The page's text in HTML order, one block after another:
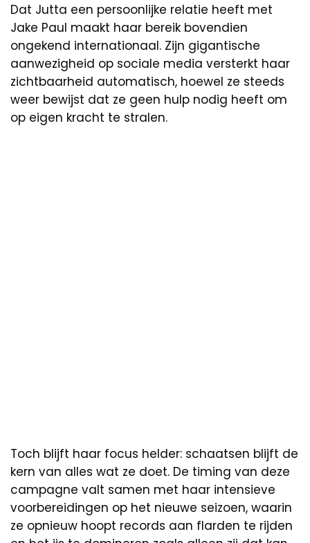
Dat Jutta een persoonlijke relatie heeft met
Jake Paul maakt haar bereik bovendien
ongekend internationaal. Zijn gigantische
aanwezigheid op sociale media versterkt haar
zichtbaarheid automatisch, hoewel ze steeds
weer bewijst dat ze geen hulp nodig heeft om
op eigen kracht te stralen.
Toch blijft haar focus helder: schaatsen blijft de
kern van alles wat ze doet. De timing van deze
campagne valt samen met haar intensieve
voorbereidingen op het nieuwe seizoen, waarin
ze opnieuw hoopt records aan flarden te rijden